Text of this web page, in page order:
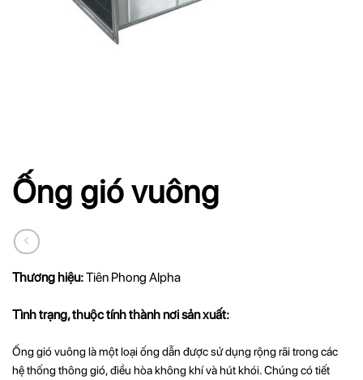
Ống gió vuông
Thương hiệu:Tiên Phong Alpha
Tình trạng, thuộc tính thành nơi sản xuất:
Ống gió vuông là một loại ống dẫn được sử dụng rộng rãi trong các
hệ thống thông gió, điều hòa không khí và hút khói. Chúng có tiết